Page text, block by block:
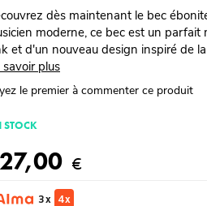
dès maintenant le bec
moderne, ce bec est un
et d'un nouveau design inspiré de
savoir plus
le premier à commenter ce produit
STOCK
€
3 x 4 x